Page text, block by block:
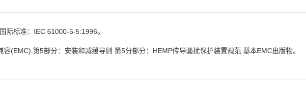
际标准：IEC 61000-5-5:1996。
容(EMC) 第5部分：安装和减缓导则 第5分部分：HEMP传导骚扰保护装置规范 基本EMC出版物。